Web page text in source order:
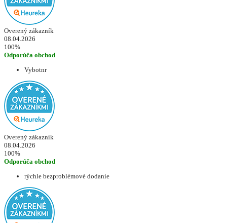
Overený zákazník
08.04.2026
100%
Odporúča obchod
Vybotnr
Overený zákazník
08.04.2026
100%
Odporúča obchod
rýchle bezproblémové dodanie